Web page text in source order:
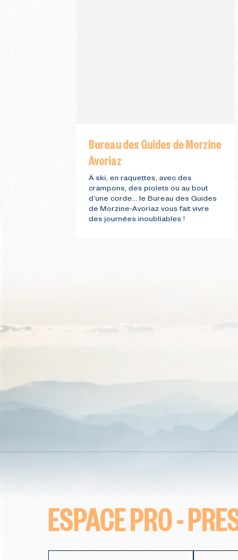
Bureau des Guides de Morzine
Avoriaz
À ski, en raquettes, avec des
crampons, des piolets ou au bout
d’une corde… le Bureau des Guides
de Morzine-Avoriaz vous fait vivre
des journées inoubliables !
ESPACE PRO -